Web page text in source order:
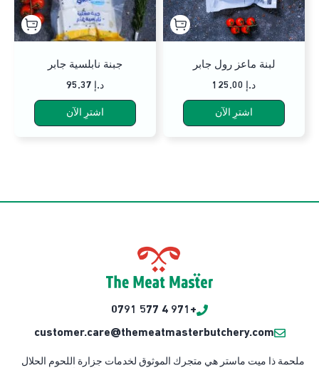
لبنة ماعز رول جابر
125.00 د.إ
اشترِ الآن
جبنة نابلسية جابر
95.37 د.إ
اشترِ الآن
+971 4 577 0791
customer.care@themeatmasterbutchery.com
ملحمة ذا ميت ماستر هي متجرك الموثوق لخدمات جزارة اللحوم الحلال